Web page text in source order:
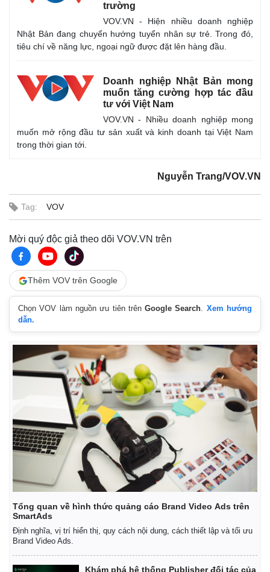
trường
VOV.VN - Hiện nhiều doanh nghiệp
Nhật Bản đang chuyển hướng tuyển nhân sự trẻ. Trong đó,
tiêu chí về năng lực, ngoại ngữ được đặt lên hàng đầu.
Doanh nghiệp Nhật Bản mong
muốn tăng cường hợp tác đầu
tư với Việt Nam
VOV.VN - Nhiều doanh nghiệp mong
muốn mở rộng đầu tư sản xuất và kinh doanh tại Việt Nam
trong thời gian tới.
Nguyễn Trang/VOV.VN
Tag: VOV
Mời quý độc giả theo dõi VOV.VN trên
Thêm VOV trên Google
Chọn VOV làm nguồn ưu tiên trênGoogle Search. Xem hướng
dẫn.
Tổng quan về hình thức quảng cáo Brand Video Ads trên
SmartAds
Định nghĩa, vị trí hiển thị, quy cách nội dung, cách thiết lập và tối ưu
Brand Video Ads.
Khám phá hệ thống Publisher đối tác của